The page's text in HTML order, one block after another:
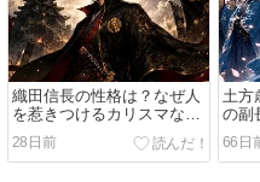
織田信長の性格は？なぜ人
を惹きつけるカリスマなの
28日前
土方
の副
つの
66日